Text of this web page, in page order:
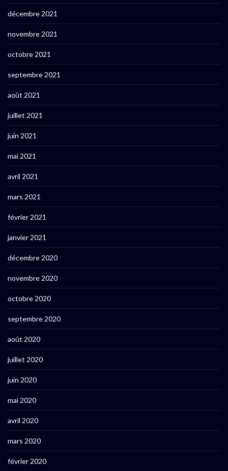
décembre 2021
novembre 2021
octobre 2021
septembre 2021
août 2021
juillet 2021
juin 2021
mai 2021
avril 2021
mars 2021
février 2021
janvier 2021
décembre 2020
novembre 2020
octobre 2020
septembre 2020
août 2020
juillet 2020
juin 2020
mai 2020
avril 2020
mars 2020
février 2020